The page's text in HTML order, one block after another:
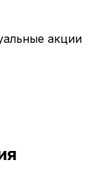
акции